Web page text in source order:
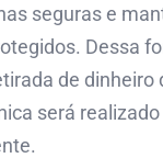
seguras e
Dessa
de dinheiro
será